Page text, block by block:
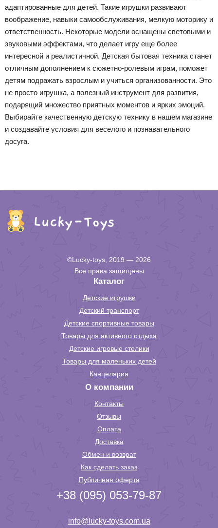
адаптированные для детей. Такие игрушки развивают
воображение, навыки самообслуживания, мелкую моторику и
ответственность. Некоторые модели оснащены световыми и
звуковыми эффектами, что делает игру еще более
интересной и реалистичной. Детская бытовая техника станет
отличным дополнением к сюжетно-ролевым играм, поможет
детям подражать взрослым и учиться организованности. Это
не просто игрушка, а полезный инструмент для развития,
подарящий множество приятных моментов и ярких эмоций.
Выбирайте качественную детскую технику в нашем магазине
и создавайте условия для веселого и познавательного
досуга.
©Lucky-toys, 2019 — 2026
Все права защищены
Каталог
Детские игрушки
Детский транспорт
Детские спортивные товары
Товары для активного отдыха
Детские игровые столики
Товары для маленьких детей
Канцелярия
О компании
Контакты
Отзывы
Оплата
Доставка
Обмен и возврат
Как сделать заказ
Публичная оферта
+38 (095) 053-79-87
info@lucky-toys.com.ua